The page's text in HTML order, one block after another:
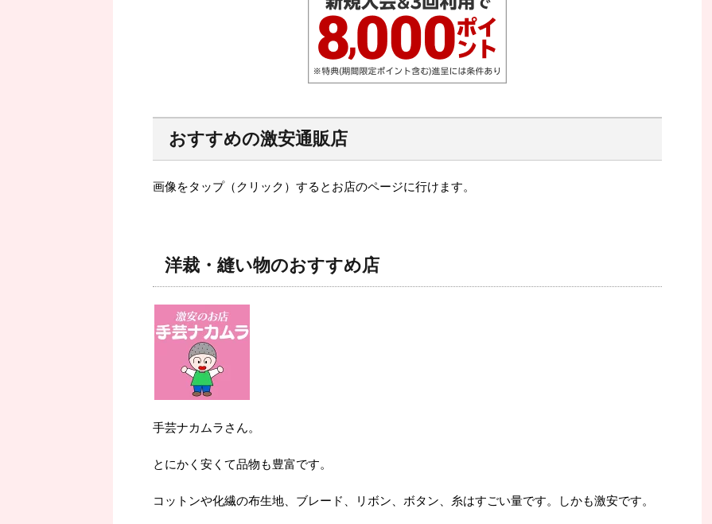
おすすめの激安通販店
画像をタップ（クリック）するとお店のページに行けます。
洋裁・縫い物のおすすめ店
手芸ナカムラさん。
とにかく安くて品物も豊富です。
コットンや化繊の布生地、ブレード、リボン、ボタン、糸はすごい量です。しかも激安です。